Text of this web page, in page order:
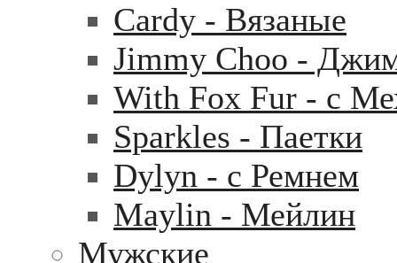
Cardy - Вязаные
Jimmy Choo -
With Fox Fur - с
Sparkles - Паетки
Dylyn - с Ремнем
Maylin - Мейлин
Мужские